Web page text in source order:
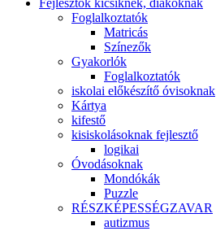
Fejlesztők kicsiknek, diákoknak
Foglalkoztatók
Matricás
Színezők
Gyakorlók
Foglalkoztatók
iskolai előkészítő óvisoknak
Kártya
kifestő
kisiskolásoknak fejlesztő
logikai
Óvodásoknak
Mondókák
Puzzle
RÉSZKÉPESSÉGZAVAR
autizmus